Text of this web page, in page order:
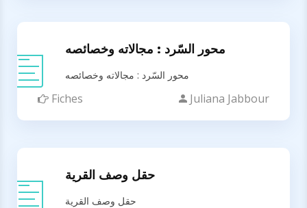
محور السّرد : مجالاته وخصائصه
محور السّرد : مجالاته وخصائصه
Fiches Juliana Jabbour
حقل وصف القرية
حقل وصف القرية